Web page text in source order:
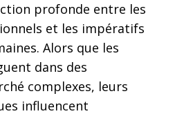
profonde entre les
et les impératifs
Alors que les
dans des
complexes, leurs
influencent